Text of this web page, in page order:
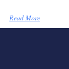
Read More